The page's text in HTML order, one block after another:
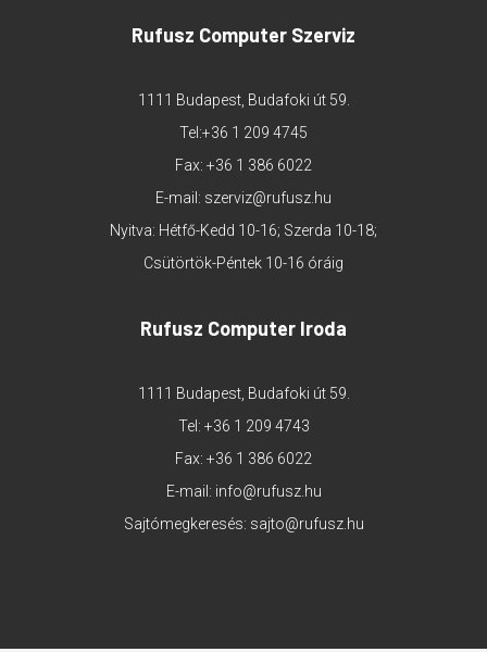
Rufusz Computer Szerviz
1111 Budapest, Budafoki út 59.
Tel:+36 1 209 4745
Fax: +36 1 386 6022
E-mail: szerviz@rufusz.hu
Nyitva: Hétfő-Kedd 10-16; Szerda 10-18;
Csütörtök-Péntek 10-16 óráig
Rufusz Computer Iroda
1111 Budapest, Budafoki út 59.
Tel: +36 1 209 4743
Fax: +36 1 386 6022
E-mail: info@rufusz.hu
Sajtómegkeresés: sajto@rufusz.hu